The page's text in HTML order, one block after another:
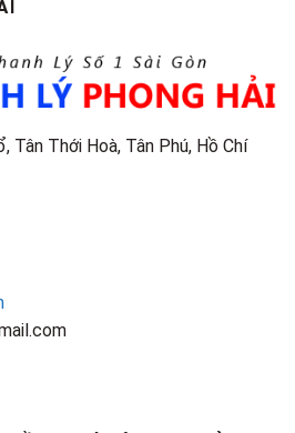
Điểm
Nhận
Biết
Tân Thới Hoà, Tân Phú, Hồ Chí